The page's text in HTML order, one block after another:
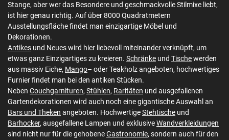
Stange, aber wer das Besondere und geschmackvolle Stilmixe liebt,
ist hier genau richtig. Auf über 8000 Quadratmetern
Ausstellungsfläche findet man einzigartige Möbel und
Dekorationen.
Antikes und Neues wird hier liebevoll miteinander verknüpft, um
etwas ganz Einzigartiges zu kreieren. Schränke und Tischewerden
aus massiv Eiche, Mango– oder Teakholz angeboten, hochwertiges
Furnier findet man bei den antiken Stücken.
Neben Couchgarnituren, Stühlen, Raritäten und ausgefallenen
Gartendekorationen wird auch noch eine gigantische Auswahl an
Bars und Theken angeboten. HochwertigeStehtische und
Barhocker, ausgefallene Lampen und exklusiveWandverkleidungen
sind nicht nur für die gehobeneGastronomie, sondern auch für den